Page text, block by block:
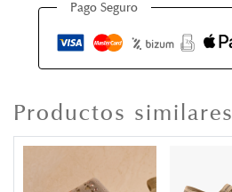
Pago Seguro
Productos similares